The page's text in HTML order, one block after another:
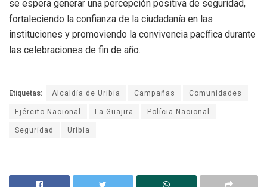
se espera generar una percepción positiva de seguridad,
fortaleciendo la confianza de la ciudadanía en las
instituciones y promoviendo la convivencia pacífica durante
las celebraciones de fin de año.
Etiquetas: Alcaldía de Uribia Campañas
Comunidades
Ejército Nacional
La Guajira
Polícia Nacional
Seguridad
Uribia